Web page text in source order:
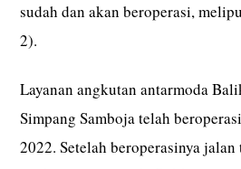
sudah dan akan beroperasi,
2).
Layanan angkutan antarmoda
Simpang Samboja telah
2022. Setelah beroperasinya